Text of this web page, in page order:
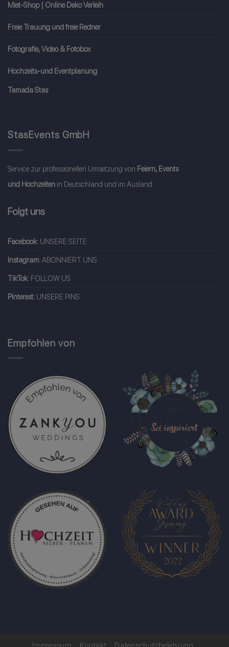
Miet-Shop | Online Deko Verleih
Freie Trauung und freie Redner
Fotografie, Video & Fotobox
Hochzeits-und Eventplanung
Tamada Stas
StasEvents GmbH
Service zur professionellen Umsetzung von Feiern, Events
und Hochzeiten in Deutschland und im Ausland.
Folgt uns
Facebook: UNSERE SEITE
Instagram:ABONNIERT UNS
TikTok: FOLLOW US
Pinterest: UNSERE PINS
Empfohlen von